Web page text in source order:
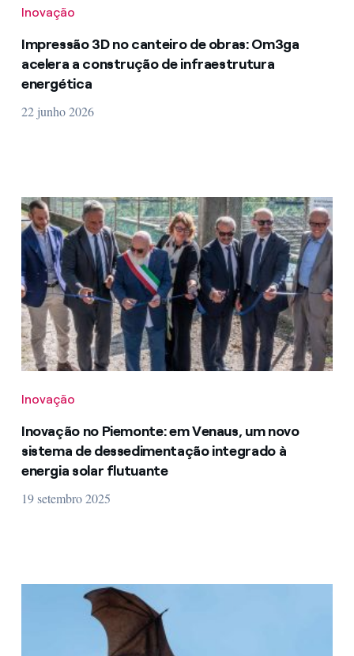
Inovação
Impressão 3D no canteiro de obras: Om3ga
acelera a construção de infraestrutura
energética
22 junho 2026
Inovação
Inovação no Piemonte: em Venaus, um novo
sistema de dessedimentação integrado à
energia solar flutuante
19 setembro 2025